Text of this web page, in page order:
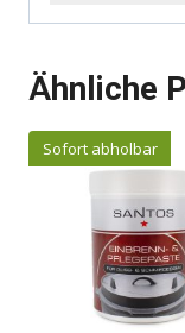
Ähnliche
Sofort abholbar